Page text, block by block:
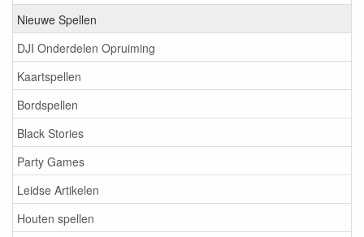
Nieuwe Spellen
DJI Onderdelen Opruiming
Kaartspellen
Bordspellen
Black Stories
Party Games
Leidse Artikelen
Houten spellen